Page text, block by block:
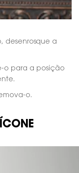
desenrosque a
o para a posição
o.